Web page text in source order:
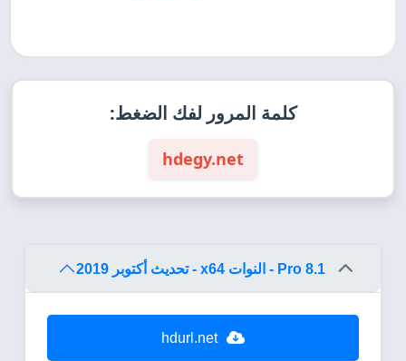
كلمة المرور لفك الضغط:
hdegy.net
8.1 Pro - النوات x64 - تحديث أكتوبر 2019
hdurl.net